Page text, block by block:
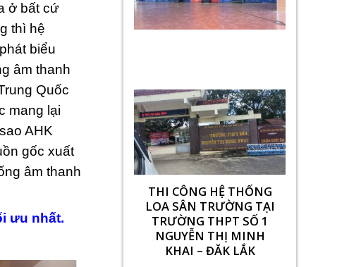
ở bất cứ
thì hệ
biểu
âm thanh
Quốc
mang lại
AHK
gốc xuất
âm thanh
ưu nhất.
THI CÔNG HỆ THỐNG
LOA SÂN TRƯỜNG TẠI
TRƯỜNG THPT SỐ 1
NGUYỄN THỊ MINH
KHAI – ĐĂK LẮK